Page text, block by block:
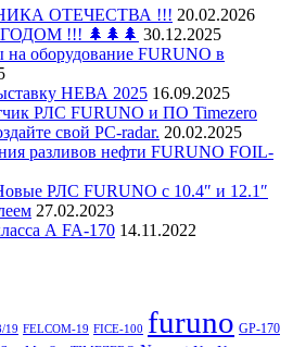
ОТЕЧЕСТВА !!! 20.02.2026
!!! 🌲🌲🌲 30.12.2025
оборудование FURUNO в
НЕВА 2025 16.09.2025
РЛС FURUNO и ПО Timezero
свой PC-radar. 20.02.2025
разливов нефти FURUNO FOIL-
РЛС FURUNO c 10.4″ и 12.1″
27.02.2023
А FA-170 14.11.2022
19 FELCOM-19 FICE-100 furuno GP-170